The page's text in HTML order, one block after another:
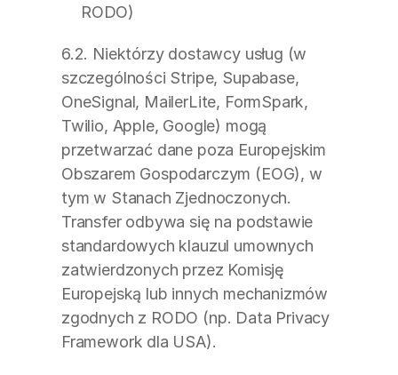
RODO)
6.2. Niektórzy dostawcy usług (w
szczególności Stripe, Supabase,
OneSignal, MailerLite, FormSpark,
Twilio, Apple, Google) mogą
przetwarzać dane poza Europejskim
Obszarem Gospodarczym (EOG), w
tym w Stanach Zjednoczonych.
Transfer odbywa się na podstawie
standardowych klauzul umownych
zatwierdzonych przez Komisję
Europejską lub innych mechanizmów
zgodnych z RODO (np. Data Privacy
Framework dla USA).